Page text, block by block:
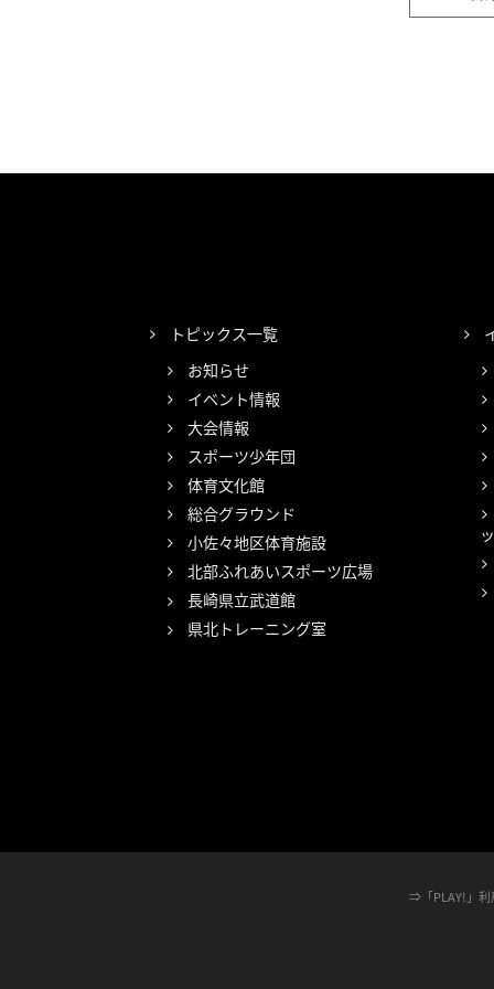
トピックス一覧
お知らせ
イベント情報
大会情報
スポーツ少年団
体育文化館
総合グラウンド
小佐々地区体育施設
北部ふれあいスポーツ広場
長崎県立武道館
県北トレーニング室
⇒ 「PLAY!」